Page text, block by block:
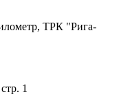
ТРК "Рига-
1